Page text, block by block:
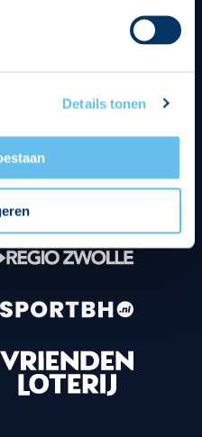
Details tonen